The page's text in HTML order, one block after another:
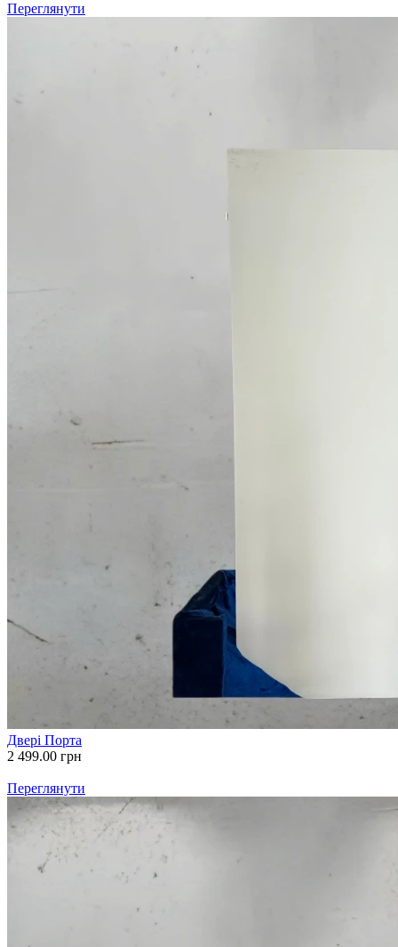
Переглянути
Двері Порта
2 499.00 грн
Переглянути